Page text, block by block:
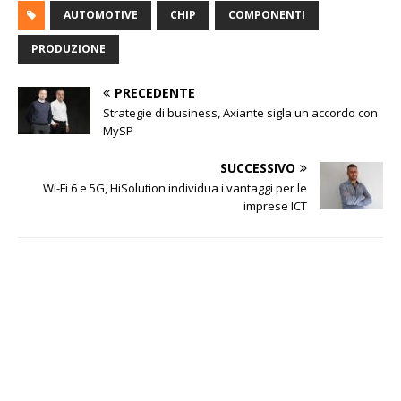
AUTOMOTIVE CHIP COMPONENTI
PRODUZIONE
PRECEDENTE
Strategie di business, Axiante sigla un accordo con
MySP
SUCCESSIVO
Wi-Fi 6 e 5G, HiSolution individua i vantaggi per le
imprese ICT